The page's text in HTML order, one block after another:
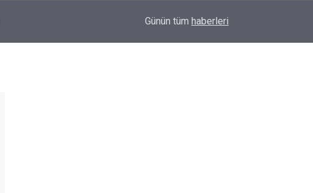
Adana'da Korkunç İddia: Kadın Şiddet Ve Fuhuş
Günün tüm haberleri